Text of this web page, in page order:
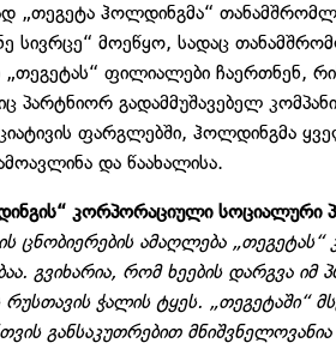
„თეგეტა ჰოლდინგმა“
სივრცე“ მოეწყო, სადაც
„თეგეტას“ ფილიალები ჩაერთნენ,
გადამმუშავებელ
ფარგლებში, ჰოლდინგმა
და წაახალისა.
კორპორაციული სოციალური
ცნობიერების ამაღლება
გვიხარია, რომ ხეების დარგვა იმ
ჭალის ტყეს. „თეგეტაში“
განსაკუთრებით